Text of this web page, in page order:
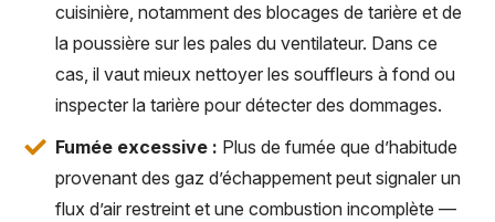
cuisinière, notamment des blocages de tarière et de
la poussière sur les pales du ventilateur. Dans ce
cas, il vaut mieux nettoyer les souffleurs à fond ou
inspecter la tarière pour détecter des dommages.
Fumée excessive : Plus de fumée que d’habitude
provenant des gaz d’échappement peut signaler un
flux d’air restreint et une combustion incomplète —